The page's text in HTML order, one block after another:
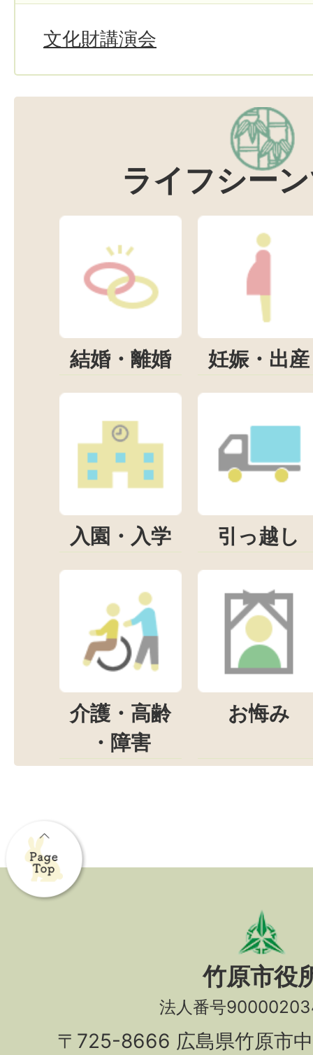
文化財講演会
ライフシー
結婚・離婚 妊娠・出産
入園・入学 引っ越し
介護・高齢
・障害
お悔み
竹原市役
法人番号
〒725-8666 広島県竹原市